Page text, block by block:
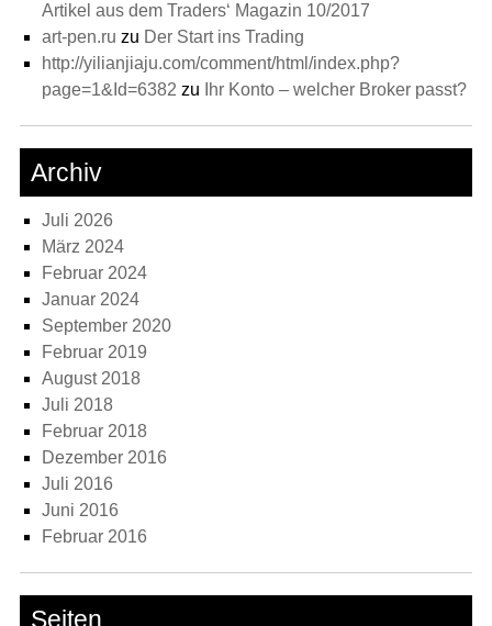
Artikel aus dem Traders‘ Magazin 10/2017
art-pen.ru zu Der Start ins Trading
http://yilianjiaju.com/comment/html/index.php?
page=1&Id=6382 zu Ihr Konto – welcher Broker passt?
Archiv
Juli 2026
März 2024
Februar 2024
Januar 2024
September 2020
Februar 2019
August 2018
Juli 2018
Februar 2018
Dezember 2016
Juli 2016
Juni 2016
Februar 2016
Seiten